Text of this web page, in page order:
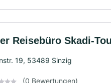
Reisebüro Skadi-
19, 53489 Sinzig
(0 Bewertungen)